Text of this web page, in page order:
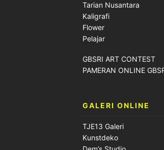
Tarian Nusantara
Kaligrafi
Flower
Pelajar
GBSRI ART CONTEST
PAMERAN ONLINE
GALERI ONLINE
TJE13 Galeri
Kunstdeko